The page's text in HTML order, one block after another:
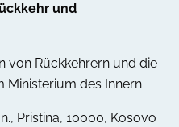
und
von Rückkehrern und die
Ministerium des Innern
Pristina, 10000, Kosovo